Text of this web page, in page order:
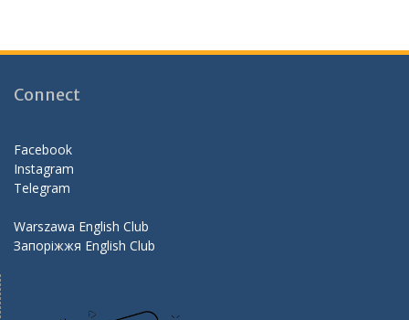
b
o
k
gr er d
Connect
Facebook
Instagram
Telegram
Warszawa English Club
Запоріжжя English Club